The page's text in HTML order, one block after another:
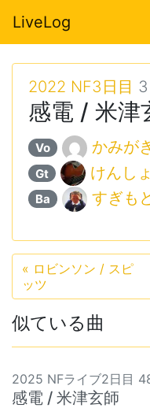
LiveLog
2022 NF3日目 3
感電 / 米津
Vo かみが
Gt けんし
Ba すぎも
« ロビンソン / スピ
ッツ
似ている曲
2025 NFライブ2日目
感電 / 米津玄師